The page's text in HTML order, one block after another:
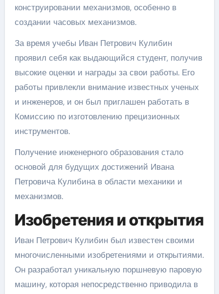
конструировании механизмов, особенно в
создании часовых механизмов.
За время учебы Иван Петрович Кулибин
проявил себя как выдающийся студент, получив
высокие оценки и награды за свои работы. Его
работы привлекли внимание известных ученых
и инженеров, и он был приглашен работать в
Комиссию по изготовлению прецизионных
инструментов.
Получение инженерного образования стало
основой для будущих достижений Ивана
Петровича Кулибина в области механики и
механизмов.
Изобретения и открытия
Иван Петрович Кулибин был известен своими
многочисленными изобретениями и открытиями.
Он разработал уникальную поршневую паровую
машину, которая непосредственно приводила в